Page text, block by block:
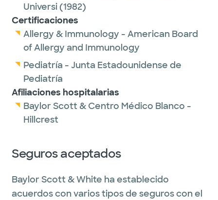
Universi(1982)
Certificaciones
Allergy & Immunology - American Board
of Allergy and Immunology
Pediatría - Junta Estadounidense de
Pediatría
Afiliaciones hospitalarias
Baylor Scott & Centro Médico Blanco -
Hillcrest
Seguros aceptados
Baylor Scott & White ha establecido
acuerdos con varios tipos de seguros con el